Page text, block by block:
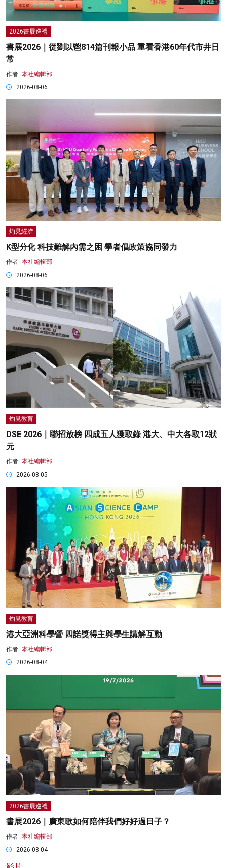
2026書展巡禮
書展2026｜從劉以鬯814篇刊報小品 重看香港60年代市井日
常
作者: 本社編輯部
2026-08-06
灼見經濟
K型分化 科技難解內需之困 學者倡政策協同發力
作者: 本社編輯部
2026-08-06
灼見教育
DSE 2026｜聯招放榜 四成五人獲取錄 港大、中大各取12狀
元
作者: 本社編輯部
2026-08-05
灼見教育
港大亞洲科學營 四諾獎得主與學生講解互動
作者: 本社編輯部
2026-08-04
2026書展巡禮
書展2026｜廣東歌如何陪伴我們好好過日子？
作者: 本社編輯部
2026-08-04